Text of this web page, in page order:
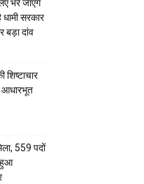
भरे जाएंगे
धामी सरकार
बड़ा दांव
आधारभूत
559 पदों
हुआ